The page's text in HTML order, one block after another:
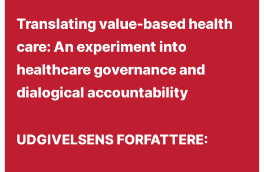
Translating value-based health
care: An experiment into
healthcare governance and
dialogical accountability
UDGIVELSENS FORFATTERE: